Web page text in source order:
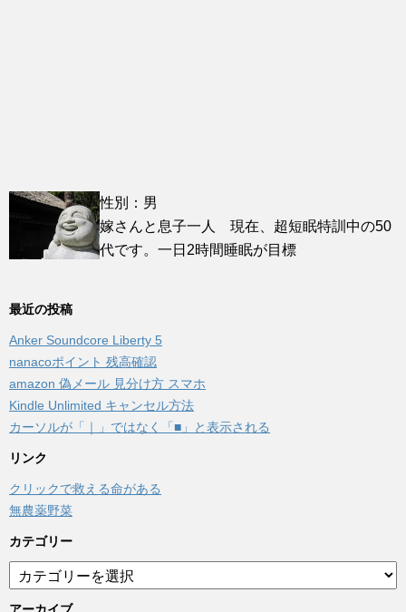
性別：男
嫁さんと息子一人 現在、超短眠特訓中の50
代です。一日2時間睡眠が目標
最近の投稿
Anker Soundcore Liberty 5
nanacoポイント 残高確認
amazon 偽メール 見分け方 スマホ
Kindle Unlimited キャンセル方法
カーソルが「｜」ではなく「■」と表示される
リンク
クリックで救える命がある
無農薬野菜
カテゴリー
テ
ゴ